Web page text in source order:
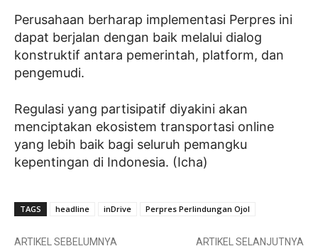
Perusahaan berharap implementasi Perpres ini
dapat berjalan dengan baik melalui dialog
konstruktif antara pemerintah, platform, dan
pengemudi.
Regulasi yang partisipatif diyakini akan
menciptakan ekosistem transportasi online
yang lebih baik bagi seluruh pemangku
kepentingan di Indonesia. (Icha)
TAGS headline inDrive Perpres Perlindungan Ojol
ARTIKEL SEBELUMNYA ARTIKEL SELANJUTNYA